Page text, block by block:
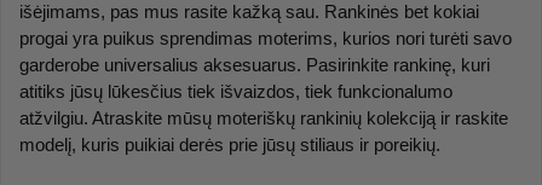
išėjimams, pas mus rasite kažką sau. Rankinės bet kokiai
progai yra puikus sprendimas moterims, kurios nori turėti savo
garderobe universalius aksesuarus. Pasirinkite rankinę, kuri
atitiks jūsų lūkesčius tiek išvaizdos, tiek funkcionalumo
atžvilgiu. Atraskite mūsų moteriškų rankinių kolekciją ir raskite
modelį, kuris puikiai derės prie jūsų stiliaus ir poreikių.